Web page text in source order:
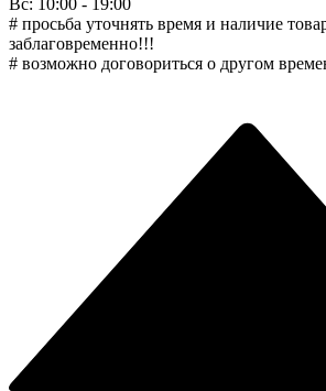
Вс: 10:00 - 19:00
# просьба уточнять время и наличие
заблаговременно!!!
# возможно договориться о другом